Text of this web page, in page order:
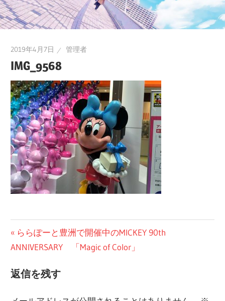
2019年4月7日 管理者
IMG_9568
投
稿
ナ
前
の
事:
ららぽーと豊洲で開催中のMICKEY 90th
ANNIVERSARY 「Magic of Color」
返信を残す